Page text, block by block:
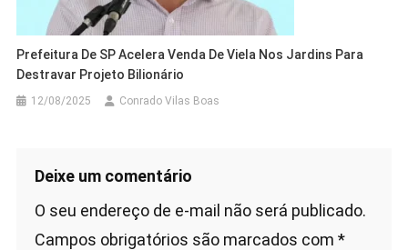
Prefeitura De SP Acelera Venda De Viela Nos Jardins Para
Destravar Projeto Bilionário
12/08/2025 Conrado Vilas Boas
Deixe um comentário
O seu endereço de e-mail não será publicado.
Campos obrigatórios são marcados com *